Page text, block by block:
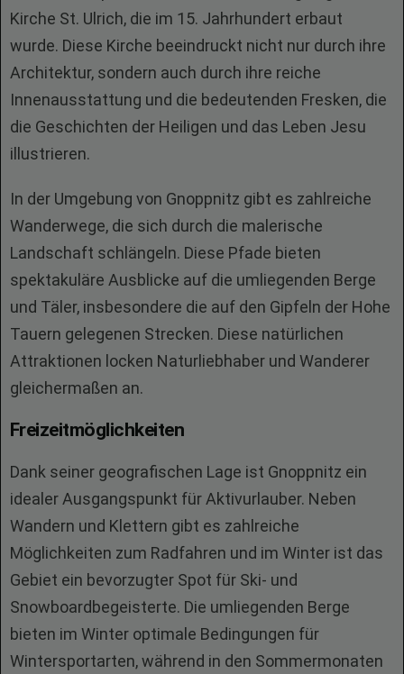
Kirche St. Ulrich, die im 15. Jahrhundert erbaut
wurde. Diese Kirche beeindruckt nicht nur durch ihre
Architektur, sondern auch durch ihre reiche
Innenausstattung und die bedeutenden Fresken, die
die Geschichten der Heiligen und das Leben Jesu
illustrieren.
In der Umgebung von Gnoppnitz gibt es zahlreiche
Wanderwege, die sich durch die malerische
Landschaft schlängeln. Diese Pfade bieten
spektakuläre Ausblicke auf die umliegenden Berge
und Täler, insbesondere die auf den Gipfeln der Hohe
Tauern gelegenen Strecken. Diese natürlichen
Attraktionen locken Naturliebhaber und Wanderer
gleichermaßen an.
Freizeitmöglichkeiten
Dank seiner geografischen Lage ist Gnoppnitz ein
idealer Ausgangspunkt für Aktivurlauber. Neben
Wandern und Klettern gibt es zahlreiche
Möglichkeiten zum Radfahren und im Winter ist das
Gebiet ein bevorzugter Spot für Ski- und
Snowboardbegeisterte. Die umliegenden Berge
bieten im Winter optimale Bedingungen für
Wintersportarten, während in den Sommermonaten